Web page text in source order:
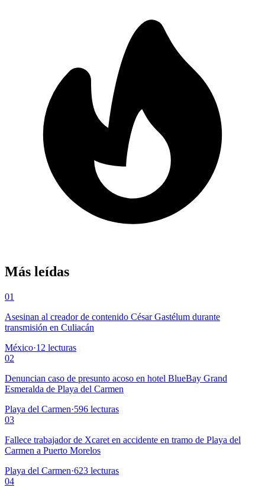
Más leídas
01
Asesinan al creador de contenido César Gastélum durante
transmisión en Culiacán
México·12 lecturas
02
Denuncian caso de presunto acoso en hotel BlueBay Grand
Esmeralda de Playa del Carmen
Playa del Carmen·596 lecturas
03
Fallece trabajador de Xcaret en accidente en tramo de Playa del
Carmen a Puerto Morelos
Playa del Carmen·623 lecturas
04